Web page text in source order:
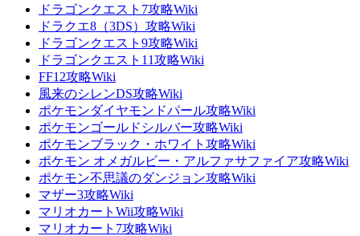
ドラゴンクエスト7攻略Wiki
ドラクエ8（3DS）攻略Wiki
ドラゴンクエスト9攻略Wiki
ドラゴンクエスト11攻略Wiki
FF12攻略Wiki
風来のシレンDS攻略Wiki
ポケモンダイヤモンドパール攻略Wiki
ポケモンゴールドシルバー攻略Wiki
ポケモンブラック・ホワイト攻略Wiki
ポケモン オメガルビー・アルファサファイア攻略Wiki
ポケモン不思議のダンジョン攻略Wiki
マザー3攻略Wiki
マリオカートWii攻略Wiki
マリオカート7攻略Wiki